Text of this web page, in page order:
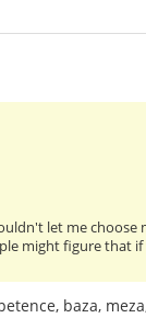
let me
might figure that
baza,